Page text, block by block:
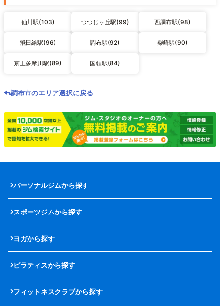
仙川駅(103) つつじヶ丘駅(99) 西調布駅(98)
飛田給駅(96) 調布駅(92) 柴崎駅(90)
京王多摩川駅(89) 国領駅(84)
調布市のエリア選択に戻る
パーソナルジムから探す
スポーツジムから探す
ヨガから探す
ピラティスから探す
フィットネスクラブから探す